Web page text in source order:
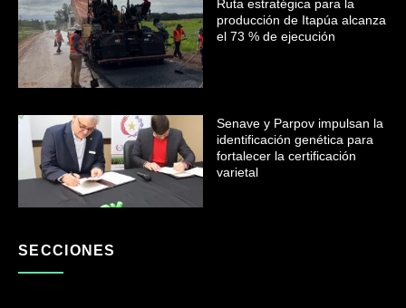
Ruta estratégica para la
producción de Itapúa alcanza
el 73 % de ejecución
Senave y Parpov impulsan la
identificación genética para
fortalecer la certificación
varietal
SECCIONES